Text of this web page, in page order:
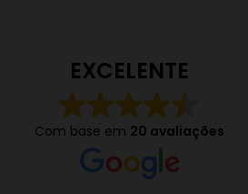
EXCELENTE
Com base em 20 avaliações